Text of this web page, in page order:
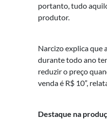
portanto, tudo
produtor.
Narcizo explica que
durante todo ano
reduzir o preço
venda é R$ 10”,
Destaque na